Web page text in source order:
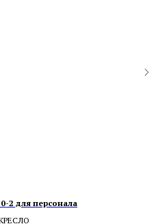
2 для персонала